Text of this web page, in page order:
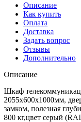
Описание
Как купить
Оплата
Доставка
Задать вопрос
Отзывы
Дополнительно
Описание
Шкаф
2055х600x1000мм,
замком, полезная
800 кг,цвет серый